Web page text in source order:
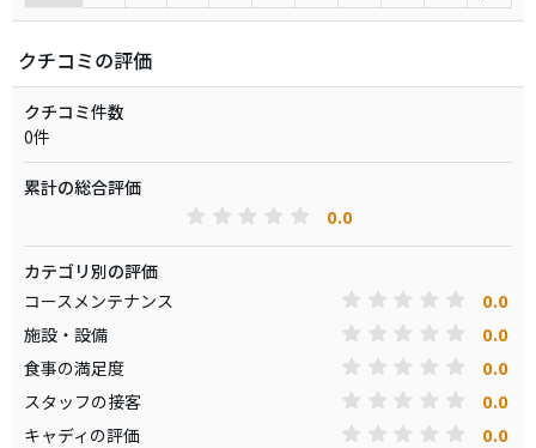
クチコミの評価
クチコミ件数
0件
累計の総合評価
0.0
カテゴリ別の評価
コースメンテナンス
0.0
施設・設備 0.0
食事の満足度 0.0
スタッフの接客 0.0
キャディの評価 0.0